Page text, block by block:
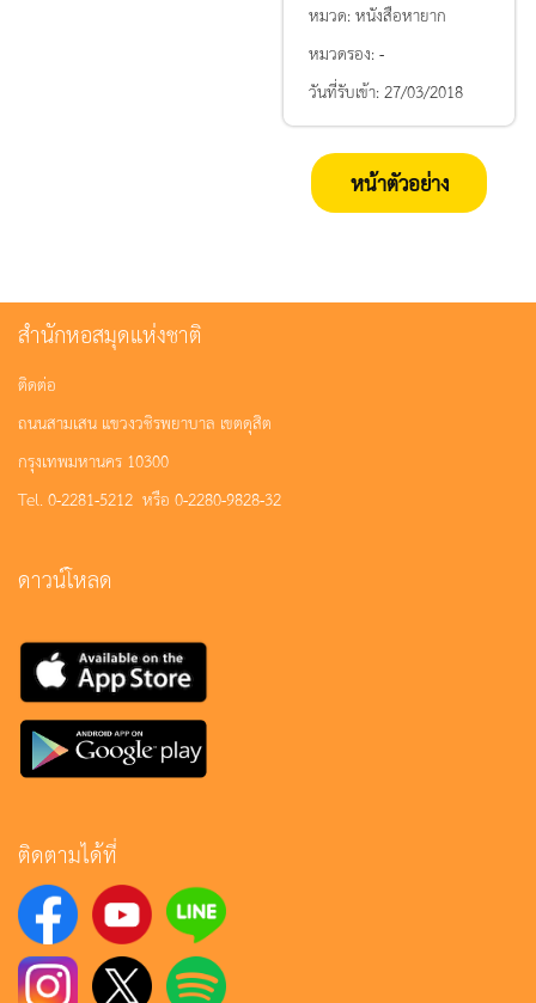
หมวด:หนังสือหายาก
หมวดรอง:-
วันที่รับเข้า:27/03/2018
หน้าตัวอย่าง
สำนักหอสมุดแห่งชาติ
ติดต่อ
ถนนสามเสน แขวงวชิรพยาบาล เขตดุสิต
กรุงเทพมหานคร 10300
Tel. 0-2281-5212 หรือ 0-2280-9828-32
ดาวน์โหลด
ติดตามได้ที่